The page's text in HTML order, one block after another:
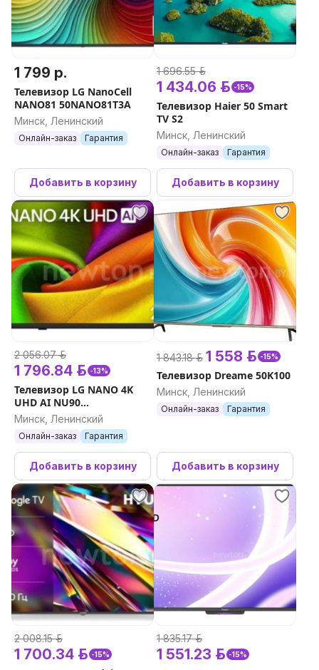
1 799 р.
Телевизор LG NanoCell
NANO81 50NANO81T3A
Минск, Ленинский
Онлайн-заказ Гарантия
Добавить в корзину
1 696.55 р.
1 434.06 р. -15%
Телевизор Haier 50 Smart
TV S2
Минск, Ленинский
Онлайн-заказ Гарантия
Добавить в корзину
2 056.07 р.
1 796.84 р. -13%
Телевизор LG NANO 4K
UHD AI NU90
55NU900B6LA
Минск, Ленинский
Онлайн-заказ Гарантия
Добавить в корзину
1 843.18 р. 1 558 р. -15%
Телевизор Dreame 50K100
Минск, Ленинский
Онлайн-заказ Гарантия
Добавить в корзину
2 008.15 р.
1 700.34 р. -15%
1 835.17 р.
1 551.23 р. -15%